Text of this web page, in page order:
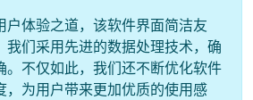
户体验之道，该软件界面简洁友
我们采用先进的数据处理技术，确
。不仅如此，我们还不断优化软件
，为用户带来更加优质的使用感